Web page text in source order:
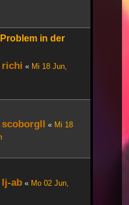
in der
richi « Mi 18 Jun,
scoborgll « Mi 18
lj-ab « Mo 02 Jun,